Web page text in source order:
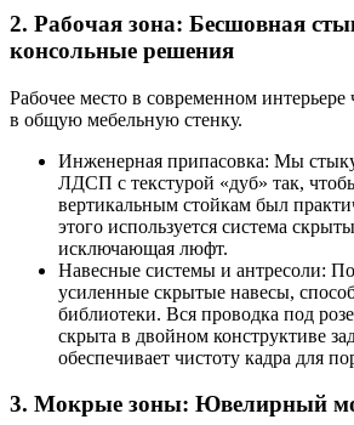
2. Рабочая зона: Бесшовная
консольные решения
Рабочее место в современном интерьере
в общую мебельную стенку.
Инженерная припасовка: Мы
ЛДСП с текстурой «дуб» так,
вертикальным стойкам был
этого используется система
исключающая люфт.
Навесные системы и антресоли:
усиленные скрытые навесы,
библиотеки. Вся проводка под
скрыта в двойном конструктиве
обеспечивает чистоту кадра для
3. Мокрые зоны: Ювелирный